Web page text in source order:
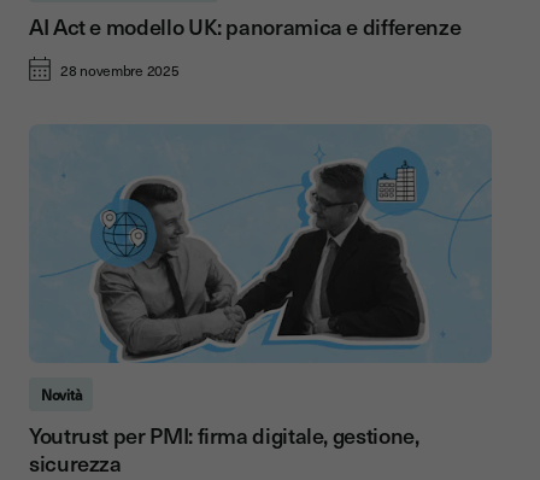
AI Act e modello UK: panoramica e differenze
28 novembre 2025
Novità
Youtrust per PMI: firma digitale, gestione,
sicurezza